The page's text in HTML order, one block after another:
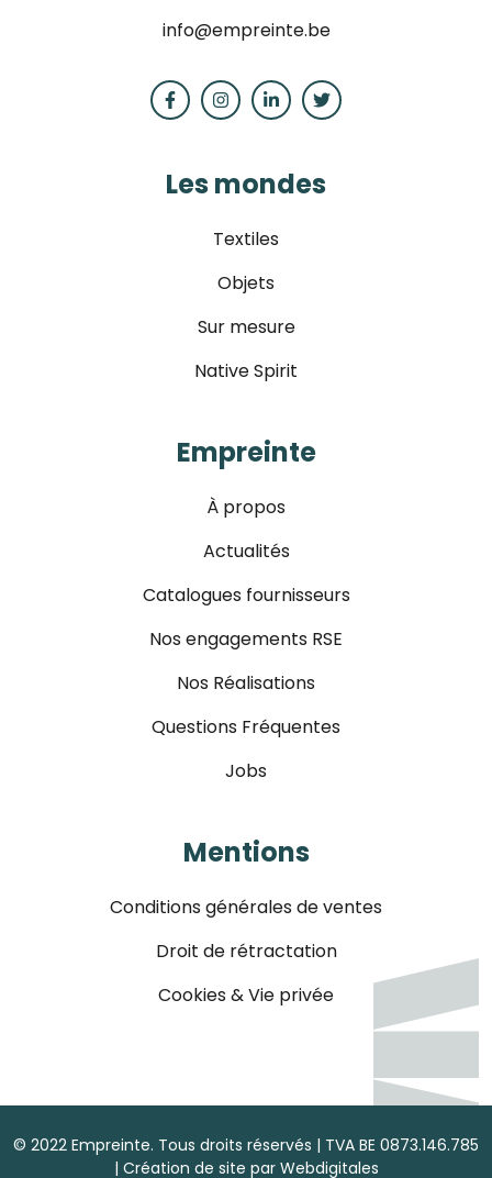
info@empreinte.be
Les mondes
Textiles
Objets
Sur mesure
Native Spirit
Empreinte
À propos
Actualités
Catalogues fournisseurs
Nos engagements RSE
Nos Réalisations
Questions Fréquentes
Jobs
Mentions
Conditions générales de ventes
Droit de rétractation
Cookies & Vie privée
© 2022 Empreinte. Tous droits réservés | TVA BE 0873.146.785
| Création de site par Webdigitales